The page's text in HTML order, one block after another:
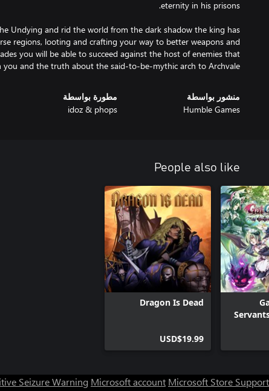
Undying and rid the world from the dark shadow the king has
regions, looting and crafting your way to better weapons and
you will be able to succeed against the host of enemies that
you and the truth about the said-to-be-mythic arch to Archvale.
منشور بواسطة
Humble Games
مطورة بواسطة
idoz & phops
People also like
Dragon Is Dead
USD$19.99
Seizure Warning Microsoft account Microsoft Store Support